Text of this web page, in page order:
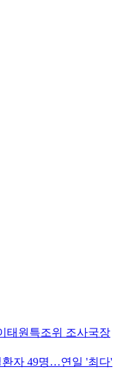
태원특조위 조사국장
환자 49명…연일 '최다'